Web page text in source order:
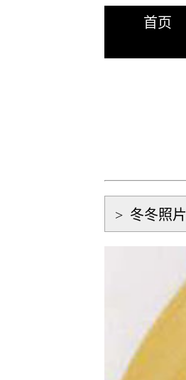
首页
> 冬冬照片